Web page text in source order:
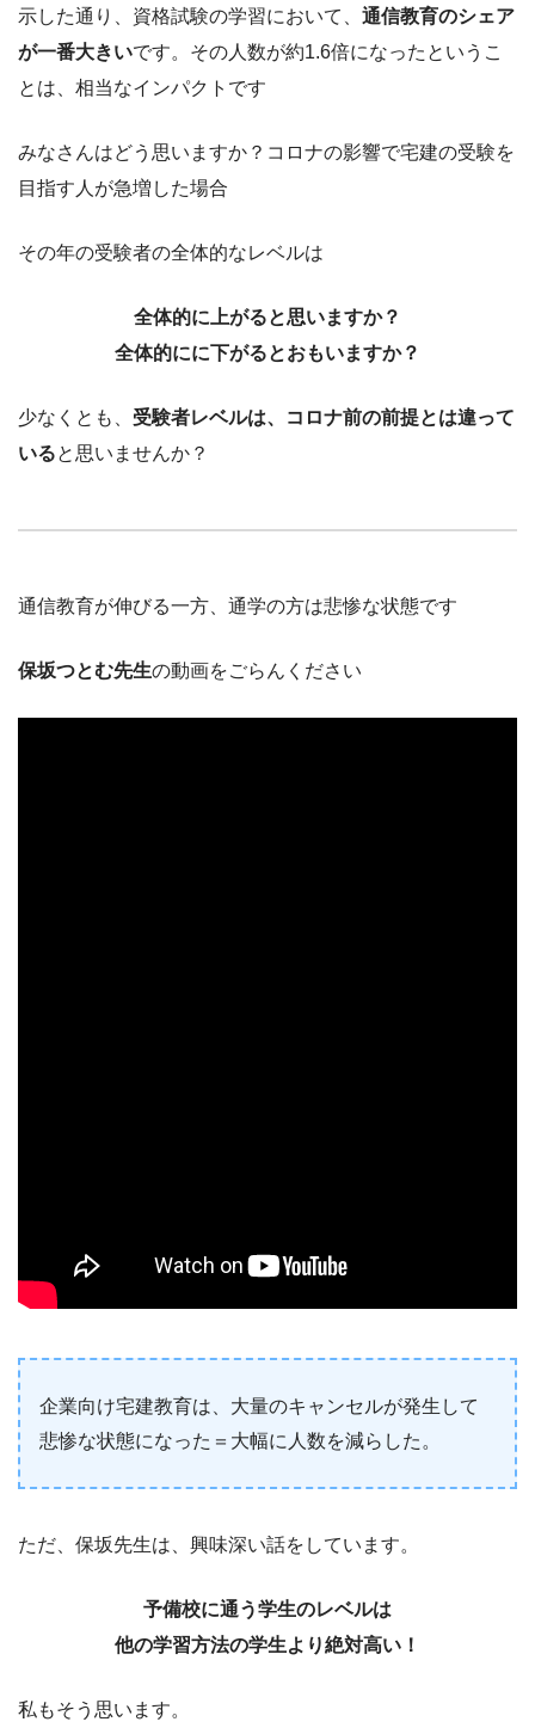
示した通り、資格試験の学習において、 通信教育のシェア
が一番大きいです。その人数が約1.6倍になったというこ
とは、相当なインパクトです
みなさんはどう思いますか？コロナの影響で宅建の受験を
目指す人が急増した場合
その年の受験者の全体的なレベルは
全体的に上がると思いますか？
全体的にに下がるとおもいますか？
少なくとも、 受験者レベルは、コロナ前の前提とは違って
いると思いませんか？
通信教育が伸びる一方、通学の方は悲惨な状態です
保坂つとむ先生の動画をごらんください
企業向け宅建教育は、大量のキャンセルが発生して
悲惨な状態になった＝大幅に人数を減らした。
ただ、保坂先生は、興味深い話をしています。
予備校に通う学生のレベルは
他の学習方法の学生より絶対高い！
私もそう思います。